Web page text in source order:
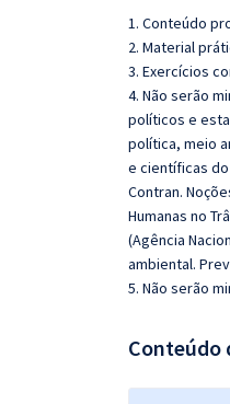
1. Conteúdo
2. Material
3. Exercícios
4. Não serão
políticos e
política, meio
e científicas
Contran.
Humanas no
(Agência
ambiental.
5. Não serão
Conteúdo